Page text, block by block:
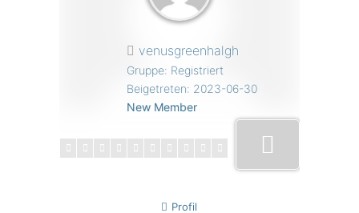
venusgreenhalgh
Gruppe: Registriert
Beigetreten: 2023-06-30
New Member
Profil